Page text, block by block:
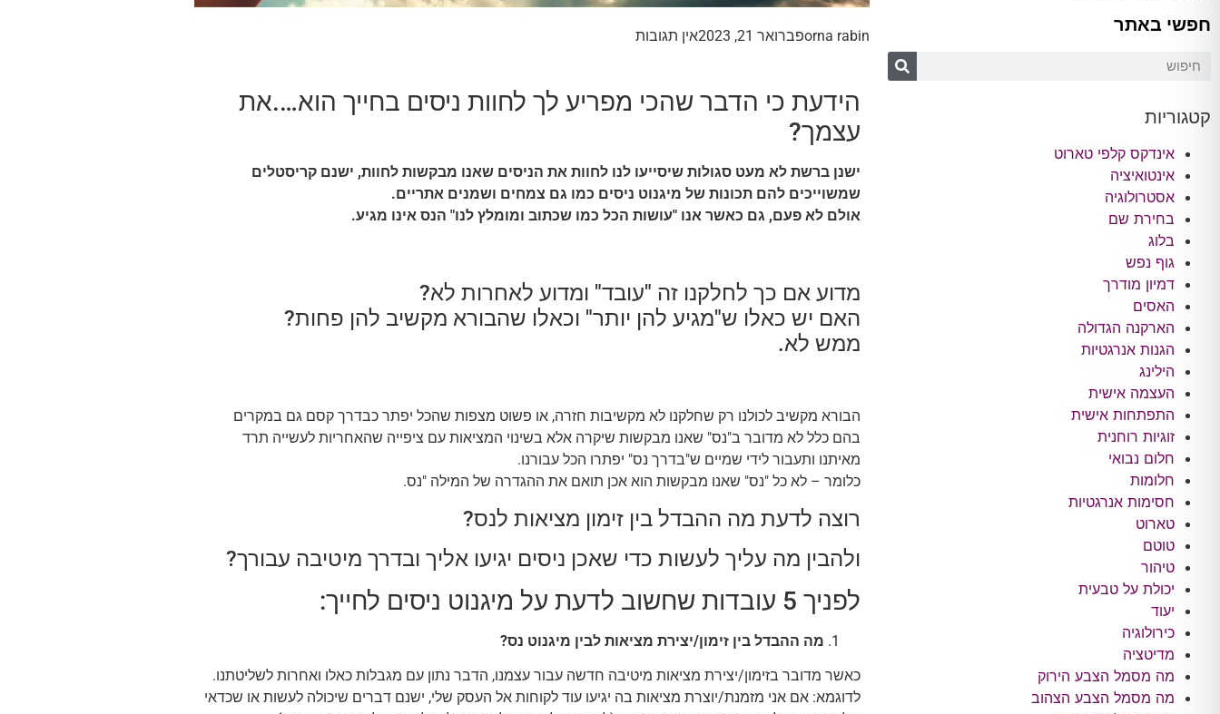
חפשי באתר
קטגוריות
אינדקס קלפי טארוט
אינטואיציה
אסטרולוגיה
בחירת שם
בלוג
גוף נפש
דמיון מודרך
האסים
הארקנה הגדולה
הגנות אנרגטיות
הילינג
העצמה אישית
התפתחות אישית
זוגיות רוחנית
חלום נבואי
חלומות
חסימות אנרגטיות
טארוט
טוטם
טיהור
יכולת על טבעית
יעוד
כירולוגיה
מדיטציה
מה מסמל הצבע הירוק
מה מסמל הצבע הצהוב
orna rabinפברואר 21, 2023 אין תגובות
הידעת כי הדבר שהכי מפריע לך לחוות ניסים בחייך הוא….את
עצמך?
ישנן ברשת לא מעט סגולות שיסייעו לנו לחוות את הניסים שאנו מבקשות לחוות, ישנם קריסטלים
שמשוייכים להם תכונות של מיגנוט ניסים כמו גם צמחים ושמנים אתריים.
אולם לא פעם, גם כאשר אנו "עושות הכל כמו שכתוב ומומלץ לנו" הנס אינו מגיע.
מדוע אם כך לחלקנו זה "עובד" ומדוע לאחרות לא?
האם יש כאלו ש"מגיע להן יותר" וכאלו שהבורא מקשיב להן פחות?
ממש לא.
הבורא מקשיב לכולנו רק שחלקנו לא מקשיבות חזרה, או פשוט מצפות שהכל יפתר כבדרך קסם גם במקרים
בהם כלל לא מדובר ב"נס" שאנו מבקשות שיקרה אלא בשינוי המציאות עם ציפייה שהאחריות לעשייה תרד
מאיתנו ותעבור לידי שמיים ש"בדרך נס" יפתרו הכל עבורנו.
כלומר – לא כל "נס" שאנו מבקשות הוא אכן תואם את ההגדרה של המילה "נס.
רוצה לדעת מה ההבדל בין זימון מציאות לנס?
ולהבין מה עליך לעשות כדי שאכן ניסים יגיעו אליך ובדרך מיטיבה עבורך?
לפניך 5 עובדות שחשוב לדעת על מיגנוט ניסים לחייך:
מה ההבדל בין זימון/יצירת מציאות לבין מיגנוט נס?
כאשר מדובר בזימון/יצירת מציאות מיטיבה חדשה עבור עצמנו, הדבר נתון עם מגבלות כאלו ואחרות לשליטתנו.
לדוגמא: אם אני מזמנת/יוצרת מציאות בה יגיעו עוד לקוחות אל העסק שלי, ישנם דברים שיכולה לעשות או שכדאי